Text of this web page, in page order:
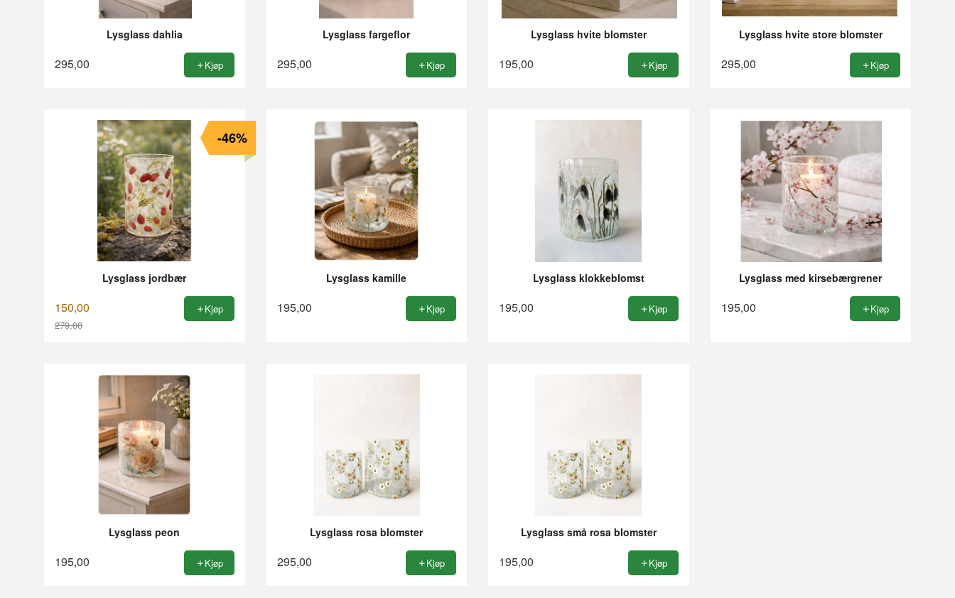
Lysglass dahlia
295,00 Kjøp
Lysglass fargeflor
295,00 Kjøp
Lysglass hvite blomster
195,00 Kjøp
Lysglass hvite store blomster
295,00 Kjøp
Lysglass jordbær
150,00
279,00
-46%
Kjøp
Lysglass kamille
195,00 Kjøp
Lysglass klokkeblomst
195,00 Kjøp
Lysglass med kirsebærgrener
195,00 Kjøp
Lysglass peon
195,00 Kjøp
Lysglass rosa blomster
295,00 Kjøp
Lysglass små rosa blomster
195,00 Kjøp